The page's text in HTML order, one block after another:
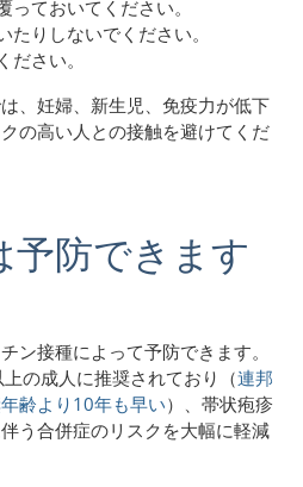
っておいてください。
りしないでください。
ださい。
、妊婦、新生児、免疫力が低下
の高い人との接触を避けてくだ
予防できます
ン接種によって予防できます。
の成人に推奨されており（連邦
齢より10年も早い）、帯状疱疹
う合併症のリスクを大幅に軽減